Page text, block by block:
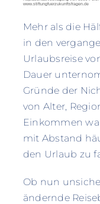
Mehr als die
in den
Urlaubsreise
Dauer
Gründe der
von Alter,
Einkommen
mit Abstand
den Urlaub zu
Ob nun
ändernde